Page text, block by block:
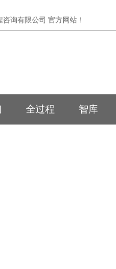
询有限公司 官方网站！
全过程 智库